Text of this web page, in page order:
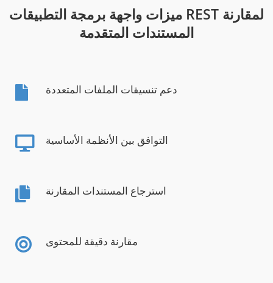
ميزات واجهة برمجة التطبيقات REST لمقارنة
المستندات المتقدمة
دعم تنسيقات الملفات المتعددة
التوافق بين الأنظمة الأساسية
استرجاع المستندات المقارنة
مقارنة دقيقة للمحتوى